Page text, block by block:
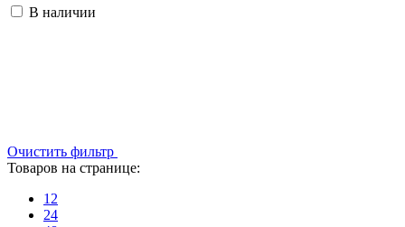
В наличии
Очистить фильтр
Товаров на странице:
12
24